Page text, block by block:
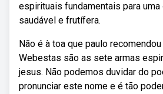
espirituais fundamentais para uma
saudável e frutífera.
Não é à toa que paulo
Webestas são as sete armas
jesus. Não podemos duvidar do
pronunciar este nome e é tão